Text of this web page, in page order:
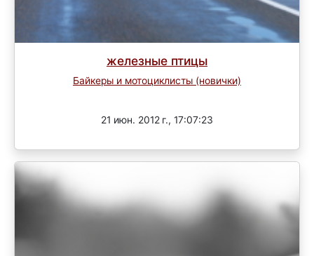
железные птицы
Байкеры и мотоциклисты (новички)
21 июн. 2012 г., 17:07:23